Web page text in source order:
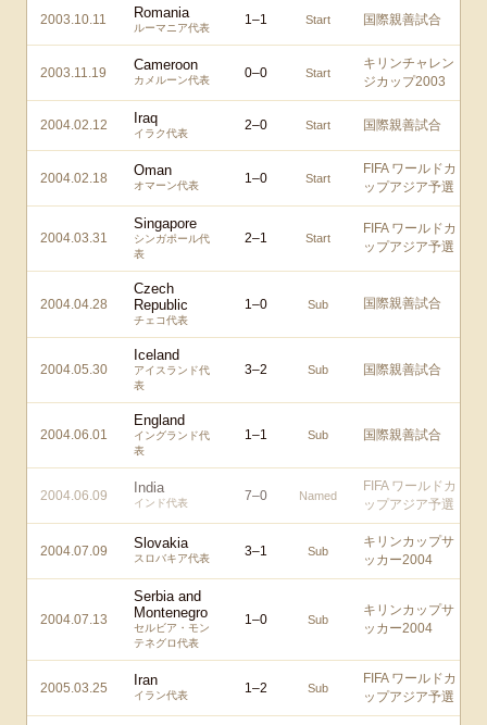
2003.10.11 Romania
ルーマニア代表
1–1 Start 国際親善試合
2003.11.19 Cameroon
カメルーン代表 0–0 Start
キリンチャレン
ジカップ2003
2004.02.12 Iraq
イラク代表
2–0 Start 国際親善試合
2004.02.18 Oman
オマーン代表 1–0 Start
FIFA ワールドカ
ップアジア予選
2004.03.31
Singapore
シンガポール代
表
2–1 Start
FIFA ワールドカ
ップアジア予選
2004.04.28
Czech
Republic
チェコ代表
1–0 Sub 国際親善試合
2004.05.30
Iceland
アイスランド代
表
3–2 Sub 国際親善試合
2004.06.01
England
イングランド代
表
1–1 Sub 国際親善試合
2004.06.09 India
インド代表 7–0 Named
FIFA ワールドカ
ップアジア予選
2004.07.09 Slovakia
スロバキア代表 3–1 Sub
キリンカップサ
ッカー2004
2004.07.13
Serbia and
Montenegro
セルビア・モン
テネグロ代表
1–0 Sub
キリンカップサ
ッカー2004
2005.03.25 Iran
イラン代表 1–2 Sub
FIFA ワールドカ
ップアジア予選